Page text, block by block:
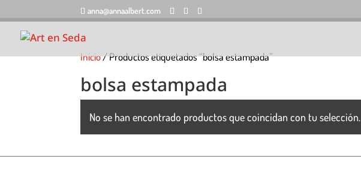
anna@annaalbert.com
Inicio/ Productos etiquetados “bolsa estampada”
bolsa estampada
No se han encontrado productos que coincidan con tu selección.